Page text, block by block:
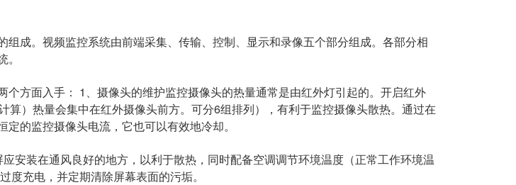
成。视频监控系统由前端采集、传输、控制、显示和录像五个部分组成。各部分相
方面入手： 1、摄像头的维护监控摄像头的热量通常是由红外灯引起的。开启红外
算）热量会集中在红外摄像头前方。可分6组排列），有利于监控摄像头散热。通过在
的监控摄像头电流，它也可以有效地冷却。
装在通风良好的地方，以利于散热，同时配备空调调节环境温度（正常工作环境温
度充电，并定期清除屏幕表面的污垢。